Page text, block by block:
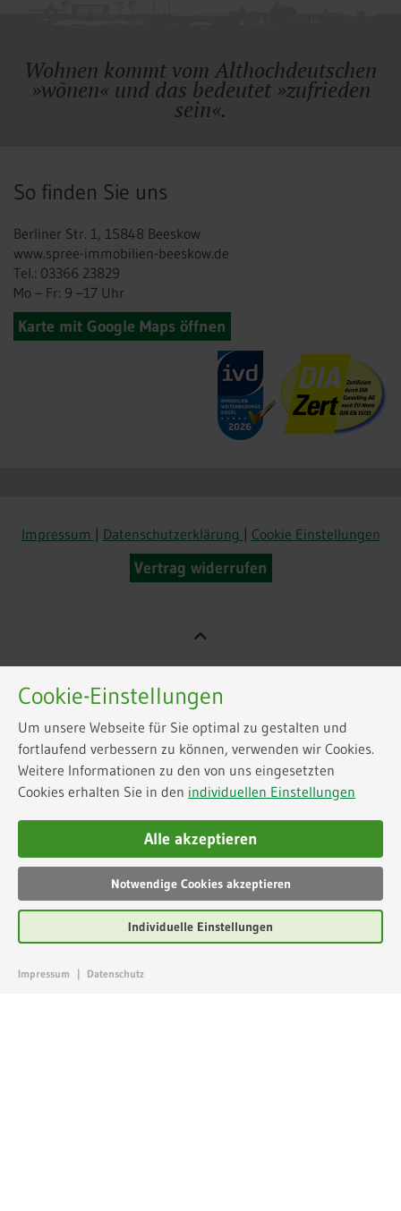
Wohnen kommt vom Althochdeutschen
»wõnen« und das bedeutet »zufrieden
sein«.
So finden Sie uns
Berliner Str. 1, 15848 Beeskow
www.spree-immobilien-beeskow.de
Tel.: 03366 23829
Mo – Fr: 9 –17 Uhr
Karte mit Google Maps öffnen
Impressum | Datenschutzerklärung | Cookie Einstellungen
Vertrag widerrufen
Cookie-Einstellungen
Um unsere Webseite für Sie optimal zu gestalten und
fortlaufend verbessern zu können, verwenden wir Cookies.
Weitere Informationen zu den von uns eingesetzten
Cookies erhalten Sie in den individuellen Einstellungen
Alle akzeptieren
Notwendige Cookies akzeptieren
Impressum | Datenschutz
Individuelle Einstellungen